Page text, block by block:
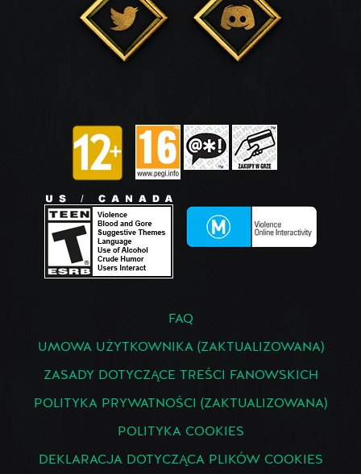
FAQ
UMOWA UŻYTKOWNIKA (ZAKTUALIZOWANA)
ZASADY DOTYCZĄCE TREŚCI FANOWSKICH
POLITYKA PRYWATNOŚCI (ZAKTUALIZOWANA)
POLITYKA COOKIES
DEKLARACJA DOTYCZĄCA PLIKÓW COOKIES